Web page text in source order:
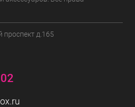
проспект д.165